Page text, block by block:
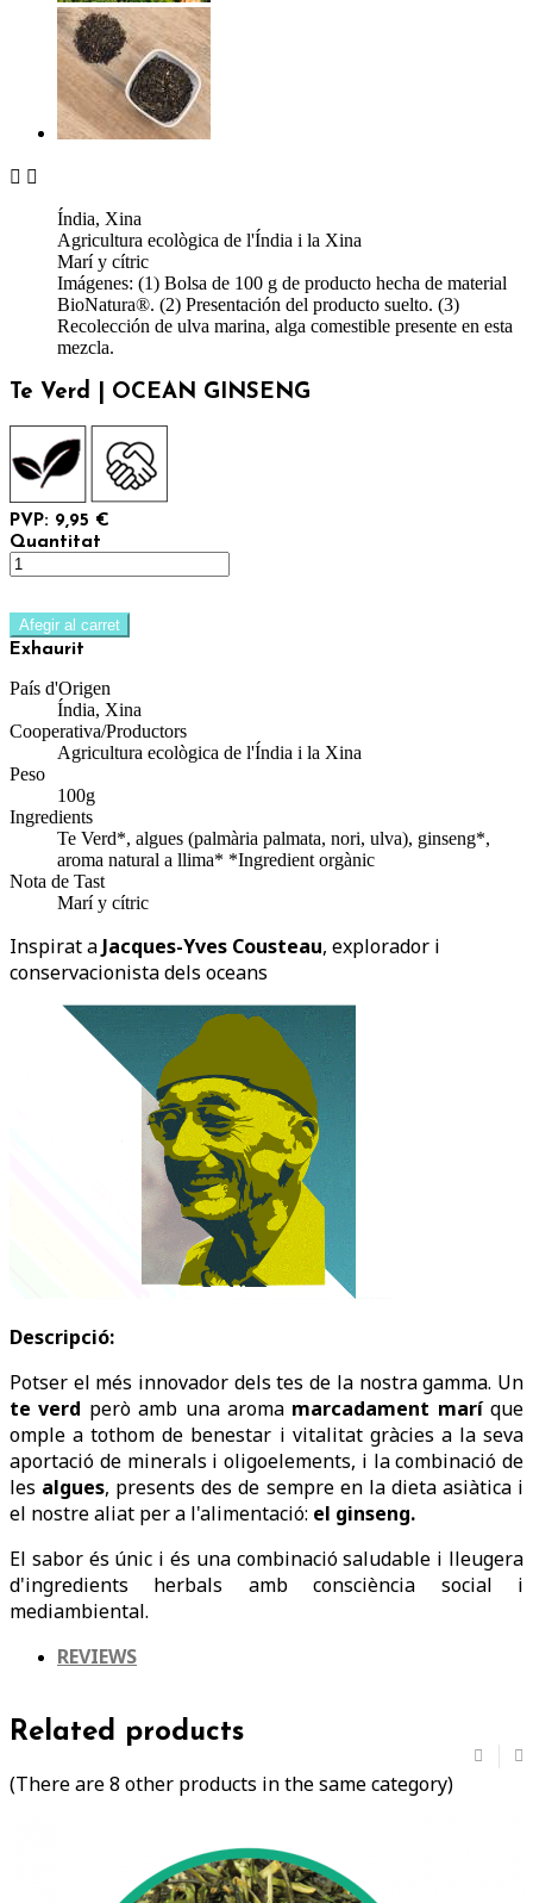
 
Índia, Xina
Agricultura ecològica de l'Índia i la Xina
Marí y cítric
Imágenes: (1) Bolsa de 100 g de producto hecha de material
BioNatura®. (2) Presentación del producto suelto. (3)
Recolección de ulva marina, alga comestible presente en esta
mezcla.
Te Verd | OCEAN GINSENG
PVP: 9,95 €
Quantitat
Afegir al carret
Exhaurit
País d'Origen
Índia, Xina
Cooperativa/Productors
Agricultura ecològica de l'Índia i la Xina
Peso
100g
Ingredients
Te Verd*, algues (palmària palmata, nori, ulva), ginseng*,
aroma natural a llima* *Ingredient orgànic
Nota de Tast
Marí y cítric
Inspirat aJacques-Yves Cousteau, explorador i
conservacionista dels oceans
Descripció:
Potser el més innovador dels tes de la nostra gamma. Un
te verd però amb una aroma marcadament maríque
omple a tothom de benestar i vitalitat gràcies a la seva
aportació de minerals i oligoelements, i la combinació de
les algues, presents des de sempre en la dieta asiàtica i
el nostre aliat per a l'alimentació: el ginseng.
El sabor és únic i és una combinació saludable i lleugera
d'ingredients herbals amb consciència social i
mediambiental.
REVIEWS
Related products
(There are 8 other products in the same category)